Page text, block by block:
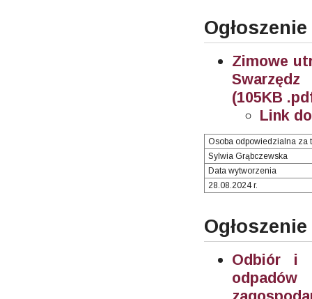
Zimowe
(105KB
Link
Osoba odpowiedzialna za
Sylwia Grąbczewska
Data wytworzenia
28.08.2024 r.
Odbiór i